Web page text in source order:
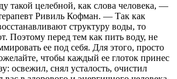
такой целебной, как слова человека, —
Ривиль Кофман. — Так как
структуру воды, то
Поэтому перед тем как пить воду, не
ее под себя. Для этого, просто
чтобы каждый ее глоток принес
освежил, снял усталость, очистил